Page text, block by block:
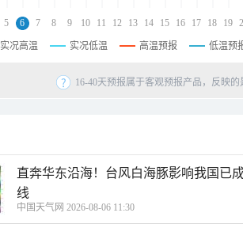
5 6 7 8 9 10 11 12 13 14 15 16 17 18 19
实况高温 实况低温 高温预报 低温预
16-40天预报属于客观预报产品，反映
直奔华东沿海！台风白海豚影响我国已
线
中国天气网 2026-08-06 11:30